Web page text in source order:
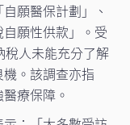
願醫保計劃」、
自願性供款」。受
稅人未能充分了解
。該調查亦指
療保障。